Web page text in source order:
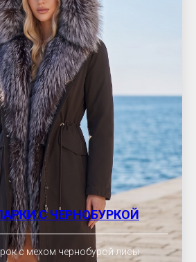
С ЧЕРНОБУРКОЙ
с мехом чернобурой лисы